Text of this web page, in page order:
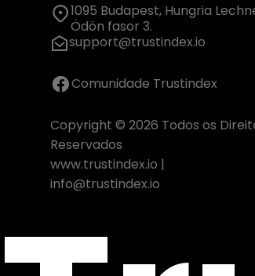
1095 Budapest, Hungria
Ödön fasor 3.
support@trustindex.io
Comunidade Trustindex
Copyright © 2026 Todos os
Reservados
www.trustindex.io |
info@trustindex.io